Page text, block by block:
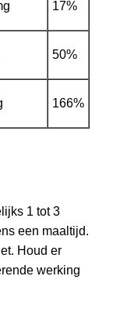
17%
50%
166%
1 tot 3
een maaltijd.
Houd er
werking